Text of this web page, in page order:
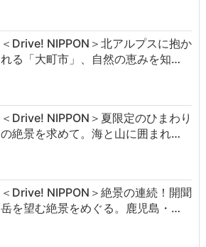
＜Drive! NIPPON＞北アルプスに抱か
れる「大町市」、自然の恵みを知…
＜Drive! NIPPON＞夏限定のひまわり
の絶景を求めて。海と山に囲まれ…
＜Drive! NIPPON＞絶景の連続！開聞
岳を望む絶景をめぐる。鹿児島・…